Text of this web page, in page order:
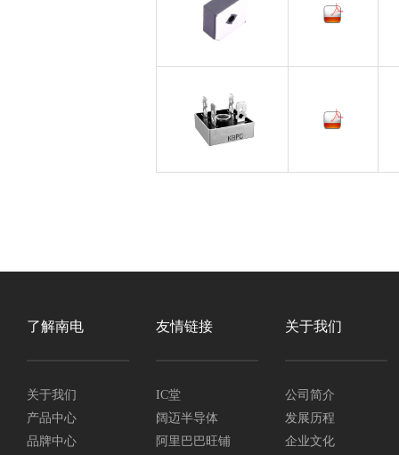
了解南电
关于我们
产品中心
品牌中心
友情链接
IC堂
阔迈半导体
阿里巴巴旺铺
关于我们
公司简介
发展历程
企业文化